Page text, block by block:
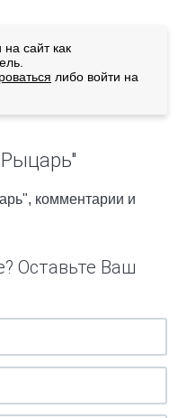
сайт как
либо войти на
комментарии и
Оставьте Ваш